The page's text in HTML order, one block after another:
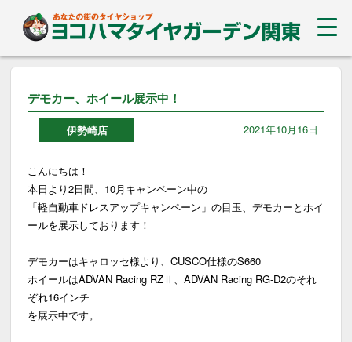
デモカー、ホイール展示中！
伊勢崎店 2021年10月16日
こんにちは！
本日より2日間、10月キャンペーン中の
「軽自動車ドレスアップキャンペーン」の目玉、デモカーとホイ
ールを展示しております！
デモカーはキャロッセ様より、CUSCO仕様のS660
ホイールはADVAN Racing RZⅡ、ADVAN Racing RG-D2のそれ
ぞれ16インチ
を展示中です。